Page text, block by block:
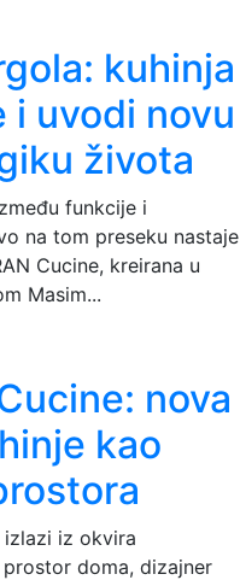
kuhinja
i uvodi novu
života
funkcije i
na tom preseku nastaje
Cucine, kreirana u
Masim...
nova
kao
izlazi iz okvira
doma, dizajner